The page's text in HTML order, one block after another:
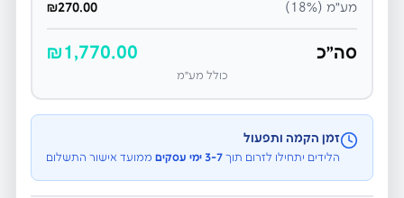
מע״מ (18%) ₪270.00
סה״כ ₪1,770.00
כולל מע״מ
זמן הקמה ותפעול
הלידים יתחילו לזרום תוך 3-7 ימי עסקים ממועד אישור התשלום